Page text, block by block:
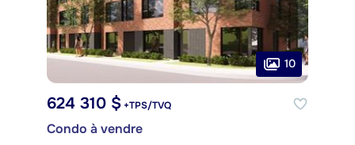
10
624 310 $ +TPS/TVQ
Condo à vendre